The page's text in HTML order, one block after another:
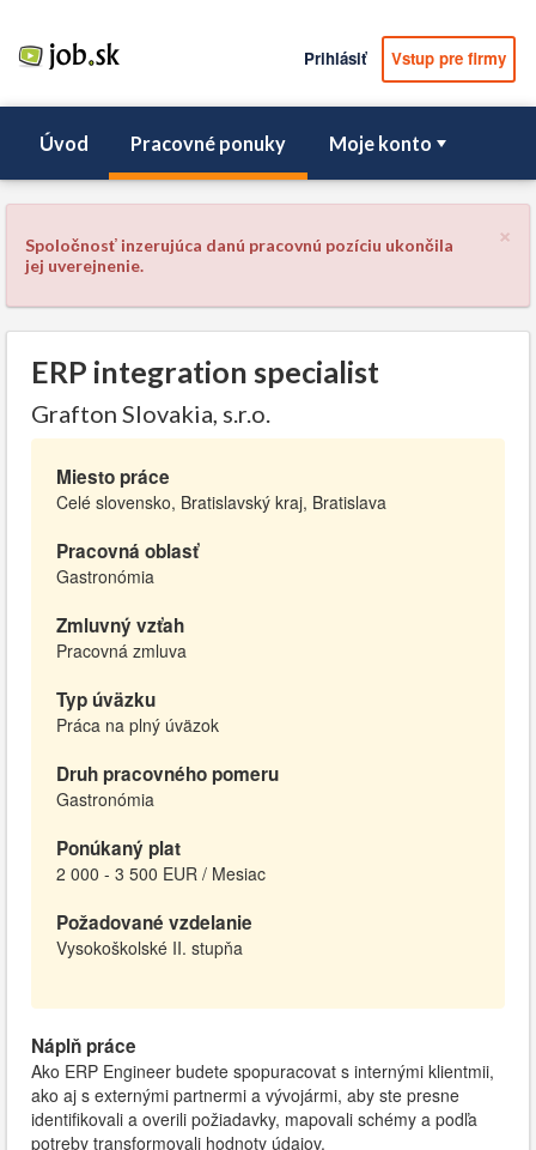
Prihlásiť Vstup pre firmy
Úvod Pracovné ponuky Moje konto
×
Spoločnosť inzerujúca danú pracovnú pozíciu ukončila
jej uverejnenie.
ERP integration specialist
Grafton Slovakia, s.r.o.
Miesto práce
Celé slovensko, Bratislavský kraj, Bratislava
Pracovná oblasť
Gastronómia
Zmluvný vzťah
Pracovná zmluva
Typ úväzku
Práca na plný úväzok
Druh pracovného pomeru
Gastronómia
Ponúkaný plat
2 000 - 3 500 EUR / Mesiac
Požadované vzdelanie
Vysokoškolské II. stupňa
Náplň práce
Ako ERP Engineer budete spopuracovat s internými klientmii,
ako aj s externými partnermi a vývojármi, aby ste presne
identifikovali a overili požiadavky, mapovali schémy a podľa
potreby transformovali hodnoty údajov.